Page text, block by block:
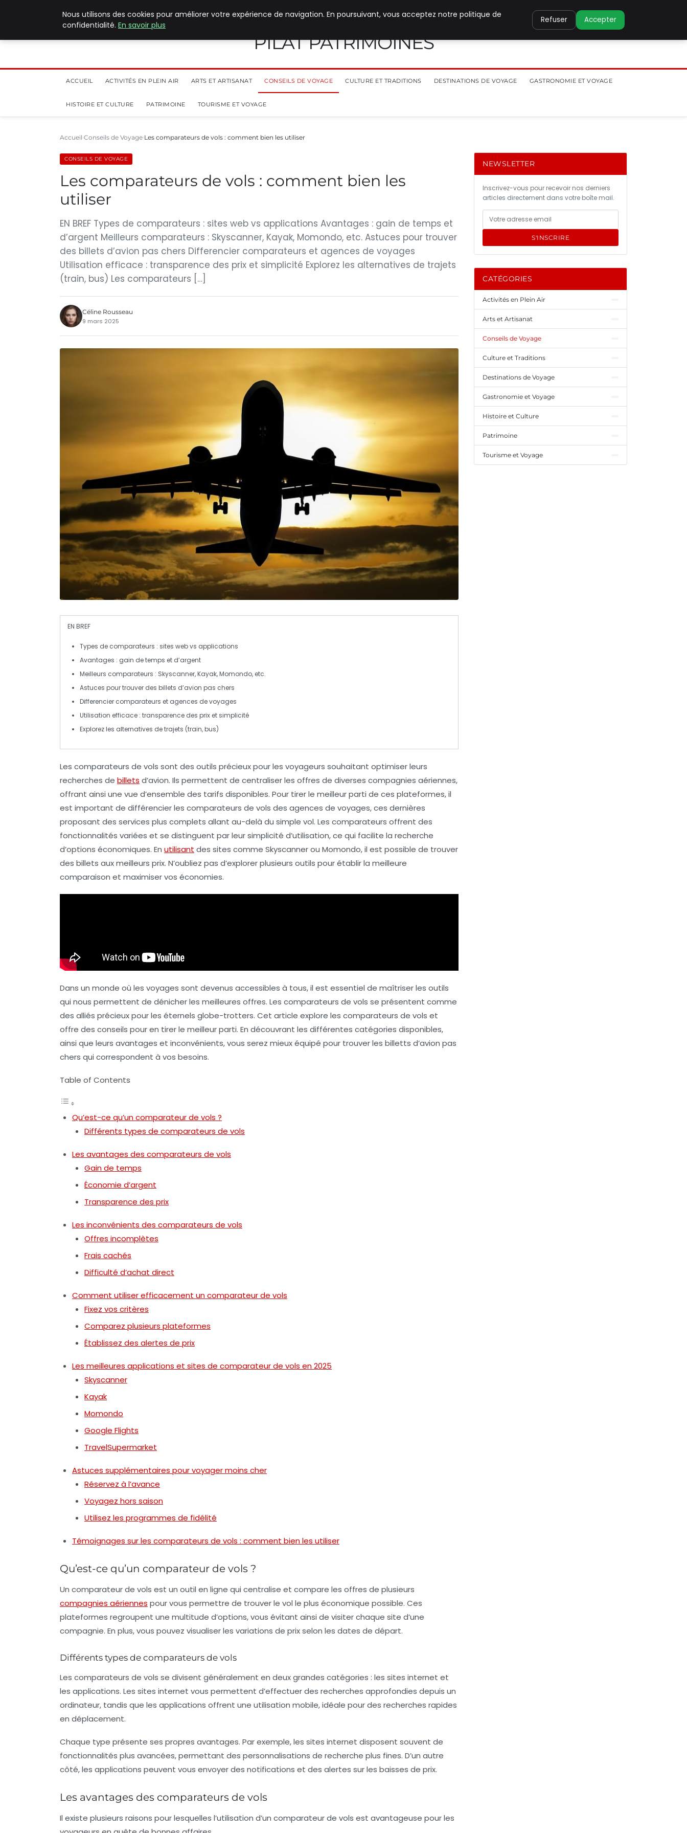
PILAT PATRIMOINES
ACCUEIL ACTIVITÉS EN PLEIN AIR ARTS ET ARTISANAT CONSEILS DE VOYAGE CULTURE ET TRADITIONS DESTINATIONS DE VOYAGE GASTRONOMIE ET VOYAGE
HISTOIRE ET CULTURE PATRIMOINE TOURISME ET VOYAGE
Accueil Conseils de Voyage Les comparateurs de vols : comment bien les utiliser
CONSEILS DE VOYAGE
Les comparateurs de vols : comment bien les
utiliser
EN BREF Types de comparateurs : sites web vs applications Avantages : gain de temps et
d’argent Meilleurs comparateurs : Skyscanner, Kayak, Momondo, etc. Astuces pour trouver
des billets d’avion pas chers Differencier comparateurs et agences de voyages
Utilisation efficace : transparence des prix et simplicité Explorez les alternatives de trajets
(train, bus) Les comparateurs […]
Céline Rousseau
9 mars 2025
EN BREF
Types de comparateurs : sites web vs applications
Avantages : gain de temps et d’argent
Meilleurs comparateurs : Skyscanner, Kayak, Momondo, etc.
Astuces pour trouver des billets d’avion pas chers
Differencier comparateurs et agences de voyages
Utilisation efficace : transparence des prix et simplicité
Explorez les alternatives de trajets (train, bus)
Les comparateurs de vols sont des outils précieux pour les voyageurs souhaitant optimiserleurs
recherches de billets d’avion. Ils permettent de centraliser les offres de diverses compagnies aériennes,
offrant ainsi une vue d’ensemble des tarifs disponibles. Pour tirer le meilleur parti de ces plateformes, il
est important de différencier les comparateurs de vols des agences de voyages, ces dernières
proposant des services plus complets allant au-delà du simple vol. Les comparateurs offrent des
fonctionnalités variées et se distinguent par leur simplicité d’utilisation, ce qui facilite la recherche
d’options économiques. En utilisant des sites comme Skyscanner ou Momondo, il est possible de trouver
des billets aux meilleurs prix. N’oubliez pas d’explorer plusieurs outils pour établir la meilleure
comparaison et maximiser vos économies.
Dans un monde où les voyages sont devenus accessibles à tous, il est essentiel de maîtriser les outils
qui nous permettent de dénicher les meilleures offres. Les comparateurs de vols se présentent comme
des alliés précieux pour les éternels globe-trotters. Cet article explore les comparateurs de vols et
offre des conseils pour en tirer le meilleur parti. En découvrant les différentes catégories disponibles,
ainsi que leurs avantages et inconvénients, vous serez mieux équipé pour trouver les billetts d’avion pas
chers qui correspondent à vos besoins.
Table of Contents
Qu’est-ce qu’un comparateur de vols ?
Différents types de comparateurs de vols
Les avantages des comparateurs de vols
Gain de temps
Économie d’argent
Transparence des prix
Les inconvénients des comparateurs de vols
Offres incomplètes
Frais cachés
Difficulté d’achat direct
Comment utiliser efficacement un comparateur de vols
Fixez vos critères
Comparez plusieurs plateformes
Établissez des alertes de prix
Les meilleures applications et sites de comparateur de vols en 2025
Skyscanner
Kayak
Momondo
Google Flights
TravelSupermarket
Astuces supplémentaires pour voyager moins cher
Réservez à l’avance
Voyagez hors saison
Utilisez les programmes de fidélité
Témoignages sur les comparateurs de vols : comment bien les utiliser
Qu’est-ce qu’un comparateur de vols ?
Un comparateur de vols est un outil en ligne qui centralise et compare les offres de plusieurs
compagnies aériennes pour vous permettre de trouver le vol le plus économique possible. Ces
plateformes regroupent une multitude d’options, vous évitant ainsi de visiter chaque site d’une
compagnie. En plus, vous pouvez visualiser les variations de prix selon les dates de départ.
Différents types de comparateurs de vols
Les comparateurs de vols se divisent généralement en deux grandes catégories : les sites internet et
les applications. Les sites internet vous permettent d’effectuer des recherches approfondies depuis un
ordinateur, tandis que les applications offrent une utilisation mobile, idéale pour des recherches rapides
en déplacement.
Chaque type présente ses propres avantages. Par exemple, les sites internet disposent souvent de
fonctionnalités plus avancées, permettant des personnalisations de recherche plus fines. D’un autre
côté, les applications peuvent vous envoyer des notifications et des alertes sur les baisses de prix.
Les avantages des comparateurs de vols
Il existe plusieurs raisons pour lesquelles l’utilisation d’un comparateur de vols est avantageuse pour les
NEWSLETTER
Inscrivez-vous pour recevoir nos derniers
articles directement dans votre boîte mail.
S'INSCRIRE
CATÉGORIES
Activités en Plein Air
Arts et Artisanat
Conseils de Voyage
Culture et Traditions
Destinations de Voyage
Gastronomie et Voyage
Histoire et Culture
Patrimoine
Tourisme et Voyage
Nous utilisons des cookies pour améliorer votre expérience de navigation. En poursuivant, vous acceptez notre politique de
confidentialité. En savoir plus
Refuser Accepter